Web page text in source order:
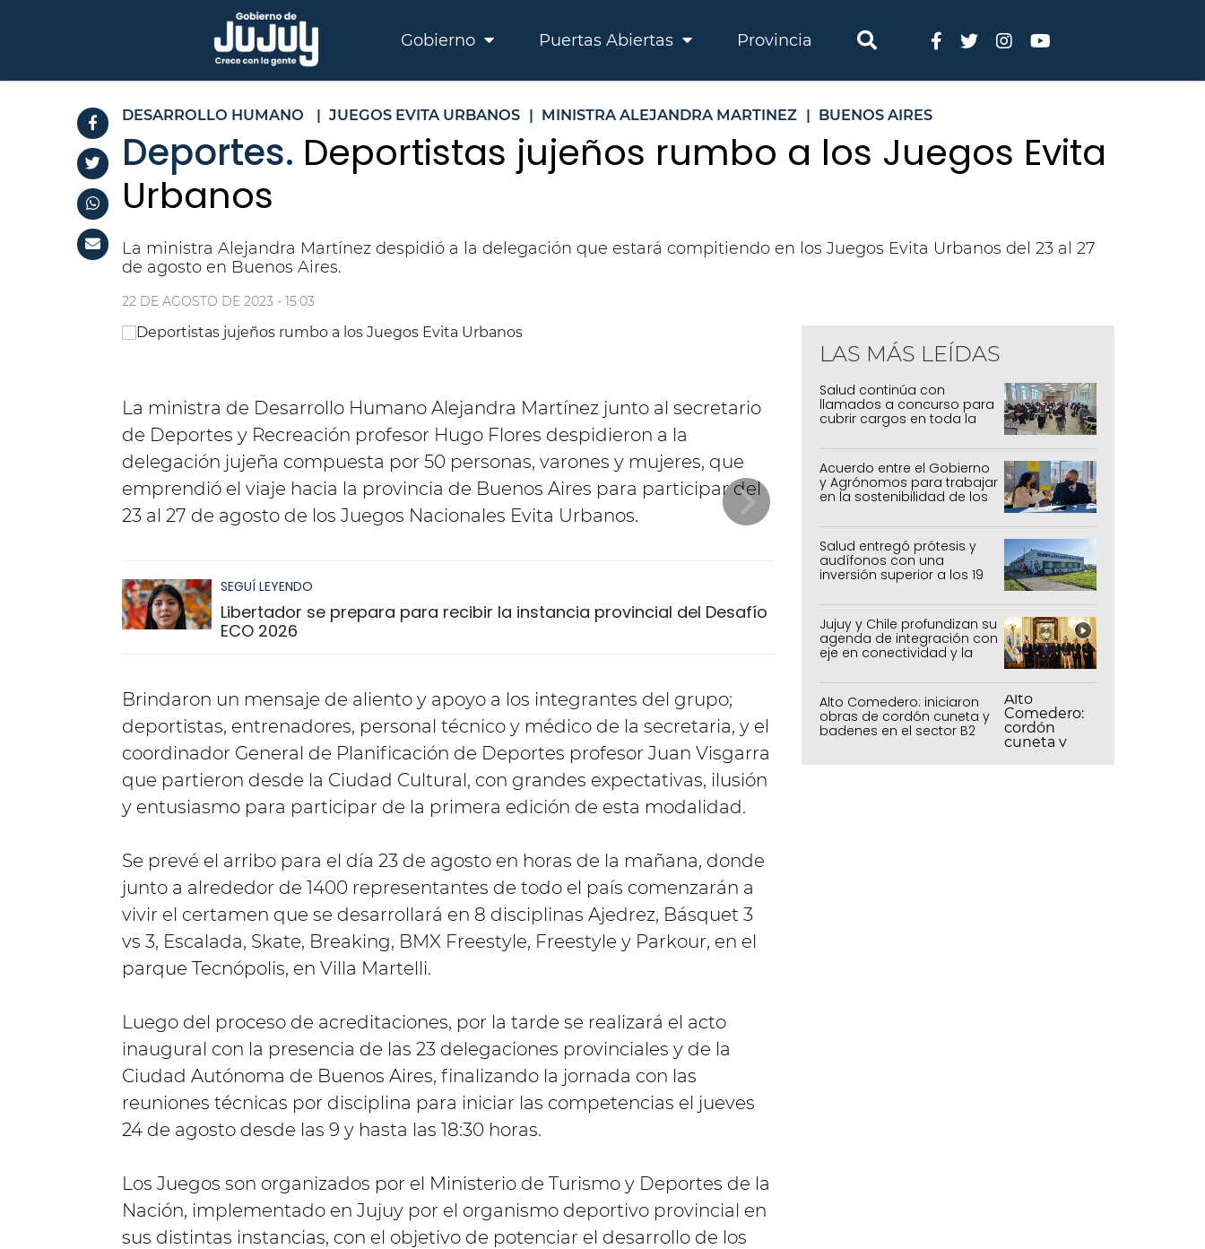
Gobierno Puertas Abiertas Provincia
DESARROLLO HUMANO | JUEGOS EVITA URBANOS | MINISTRA ALEJANDRA MARTINEZ | BUENOS AIRES
Deportes. Deportistas jujeños rumbo a los Juegos Evita
Urbanos
La ministra Alejandra Martínez despidió a la delegación que estará compitiendo en los Juegos Evita Urbanos del 23 al 27
de agosto en Buenos Aires.
22 DE AGOSTO DE 2023 - 15:03
La ministra de Desarrollo Humano Alejandra Martínez junto al secretario
de Deportes y Recreación profesor Hugo Flores despidieron a la
delegación jujeña compuesta por 50 personas, varones y mujeres, que
emprendió el viaje hacia la provincia de Buenos Aires para participar del
23 al 27 de agosto de los Juegos Nacionales Evita Urbanos.
SEGUÍ LEYENDO
Libertador se prepara para recibir la instancia provincial del Desafío
ECO 2026
Brindaron un mensaje de aliento y apoyo a los integrantes del grupo;
deportistas, entrenadores, personal técnico y médico de la secretaria, y el
coordinador General de Planificación de Deportes profesor Juan Visgarra
que partieron desde la Ciudad Cultural, con grandes expectativas, ilusión
y entusiasmo para participar de la primera edición de esta modalidad.
Se prevé el arribo para el día 23 de agosto en horas de la mañana, donde
junto a alrededor de 1400 representantes de todo el país comenzarán a
vivir el certamen que se desarrollará en 8 disciplinas Ajedrez, Básquet 3
vs 3, Escalada, Skate, Breaking, BMX Freestyle, Freestyle y Parkour, en el
parque Tecnópolis, en Villa Martelli.
Luego del proceso de acreditaciones, por la tarde se realizará el acto
inaugural con la presencia de las 23 delegaciones provinciales y de la
Ciudad Autónoma de Buenos Aires, finalizando la jornada con las
reuniones técnicas por disciplina para iniciar las competencias el jueves
24 de agosto desde las 9 y hasta las 18:30 horas.
Los Juegos son organizados por el Ministerio de Turismo y Deportes de la
Nación, implementado en Jujuy por el organismo deportivo provincial en
sus distintas instancias, con el objetivo de potenciar el desarrollo de los
LAS MÁS LEÍDAS
Salud continúa con
llamados a concurso para
cubrir cargos en toda la
Acuerdo entre el Gobierno
y Agrónomos para trabajar
en la sostenibilidad de los
agrícolas, pecuarios y
forestal
Salud entregó prótesis y
audífonos con una
inversión superior a los 19
millones de pesos
Jujuy y Chile profundizan su
agenda de integración con
eje en conectividad y la
mejora del Paso de Jama
Alto Comedero: iniciaron
obras de cordón cuneta y
badenes en el sector B2